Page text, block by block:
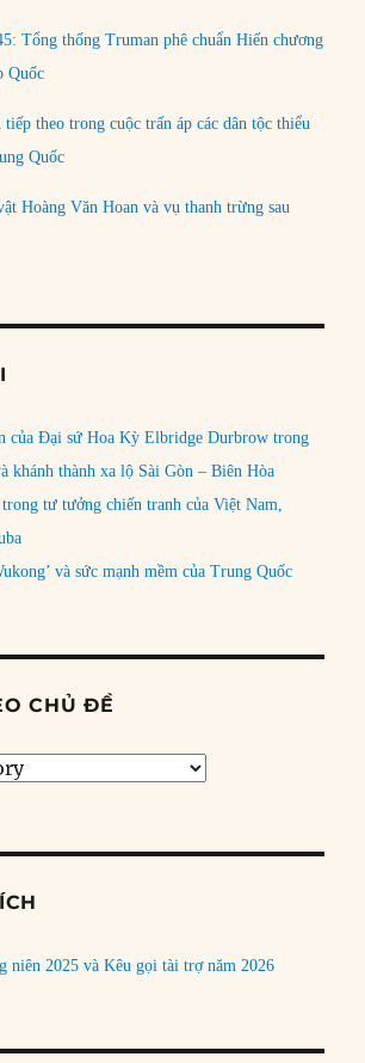
Tổng thống Truman phê chuẩn Hiến chương
Quốc
tiếp theo trong cuộc trấn áp các dân tộc thiểu
Quốc
Hoàng Văn Hoan và vụ thanh trừng sau
của Đại sứ Hoa Kỳ Elbridge Durbrow trong
khánh thành xa lộ Sài Gòn – Biên Hòa
tư tưởng chiến tranh của Việt Nam,
và sức mạnh mềm của Trung Quốc
CHỦ ĐỀ
niên 2025 và Kêu gọi tài trợ năm 2026